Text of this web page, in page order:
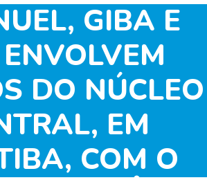
GIBA E
DO NÚCLEO
EM
COM O